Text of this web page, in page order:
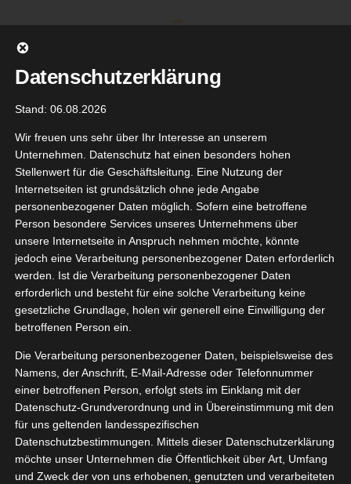
springen
Gehe zu ...
08, 2024
Italia mit
di Parma
Küche
Bella Italia mit ORO di Parma
August 30, 2024 | Essen,Küche,Produktvorstellungen
Datenschutzerklärung
Stand: 06.08.2026
Wir freuen uns sehr über Ihr Interesse an unserem
Unternehmen. Datenschutz hat einen besonders hohen
Stellenwert für die Geschäftsleitung. Eine Nutzung der
Internetseiten ist grundsätzlich ohne jede Angabe
personenbezogener Daten möglich. Sofern eine betroffene
Person besondere Services unseres Unternehmens über
unsere Internetseite in Anspruch nehmen möchte, könnte
jedoch eine Verarbeitung personenbezogener Daten erforderlich
werden. Ist die Verarbeitung personenbezogener Daten
erforderlich und besteht für eine solche Verarbeitung keine
gesetzliche Grundlage, holen wir generell eine Einwilligung der
betroffenen Person ein.
Die Verarbeitung personenbezogener Daten, beispielsweise des
Namens, der Anschrift, E-Mail-Adresse oder Telefonnummer
einer betroffenen Person, erfolgt stets im Einklang mit der
Datenschutz-Grundverordnung und in Übereinstimmung mit den
für uns geltenden landesspezifischen
Datenschutzbestimmungen. Mittels dieser Datenschutzerklärung
möchte unser Unternehmen die Öffentlichkeit über Art, Umfang
und Zweck der von uns erhobenen, genutzten und verarbeiteten